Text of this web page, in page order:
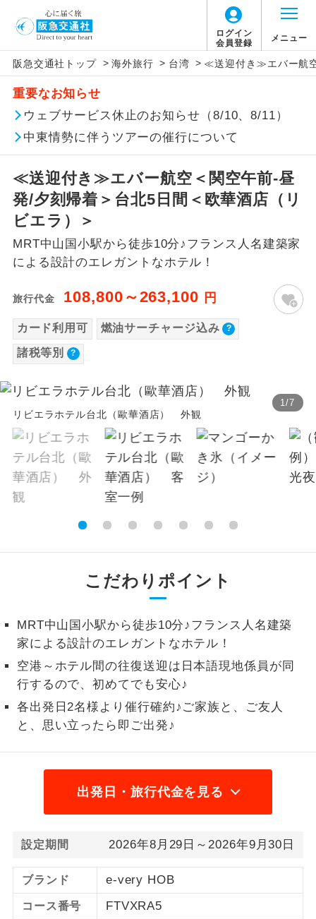
ログイン
会員登録
メニュー
阪急交通社トップ > 海外旅行 > 台湾 > ≪送迎付き≫エバー航
重要なお知らせ
ウェブサービス休止のお知らせ（8/10、8/11）
中東情勢に伴うツアーの催行について
≪送迎付き≫エバー航空＜関空午前-昼
発/夕刻帰着＞台北5日間＜欧華酒店（リ
ビエラ）＞
MRT中山国小駅から徒歩10分♪フランス人名建築家
による設計のエレガントなホテル！
旅行代金 108,800～263,100 円
カード利用可 燃油サーチャージ込み
諸税等別
1/7
リビエラホテル台北（歐華酒店） 外観
こだわりポイント
MRT中山国小駅から徒歩10分♪フランス人名建築
家による設計のエレガントなホテル！
空港～ホテル間の往復送迎は日本語現地係員が同
行するので、初めてでも安心♪
各出発日2名様より催行確約♪ご家族と、ご友人
と、思い立ったら即ご出発♪
出発日・旅行代金を見る
設定期間 2026年8月29日～2026年9月30日
ブランド e-very HOB
コース番号 FTVXRA5
燃油サーチャージは旅行代金に含まれていま
す。
なお、今後燃油サーチャージの増減または廃
止された場合でも旅行代金に変更はございま
せん。
旅行代金に、以下の料金は含まれておりませ
ん。別途お支払が必要となります。
【日本国内空港施設使用料】
関西国際空港
大人（12歳以上）3,310円、子供（2歳以上12
歳未満）1,660円
【旅客保安サービス料】
関西国際空港
歳未満）320円
【海外空港諸税等】
旅行代金に各国空港の旅客サービス施設使用
支払いが必要となります。
2026/8/8〜2026/8/10 大人（12歳以上）
2,530円、子供（2歳以上12歳未満）2,530円
2026/8/11〜2026/9/15 大人（12歳以上）
2,530円、子供（2歳以上12歳未満）2,530円
2026/9/16〜 大人（12歳以上）3,800円、子
※上記以外の出発日につきましては料金確定
後にご案内いたします。
※手配の都合により変更になる場合がありま
【その他諸税追加】
航空保険特別料金
2026/8/8〜2026/8/10 大人（12歳以上）800
円、子供（2歳以上12歳未満）800円、幼児
800円2026/8/11〜2026/9/15 大人（12歳以
上）800円、子供（2歳以上12歳未満）800円
2026/9/16〜 大人（12歳以上）800円、子供
（2歳以上12歳未満）800円予約・発券システ
2026/8/11〜2026/9/15 大人（12歳以上）
5,340円、子供（2歳以上12歳未満）5,340円
2026/9/16〜 大人（12歳以上）5,340円、子
供（2歳以上12歳未満）5,340円国際観光旅客
このツアーは以下の出発地から追加代金でご参
加いただけます。
※リクエスト受付の場合、ご手配の可否は後日回答さ
せていただきます。
追加代金にて各地発着ありとは
当ツアーは日程表に記載の出発空港だけで
なく、各地より下記追加代金にて飛行機や
鉄道などを利用しご参加いただけます。
ご同行者様が異なる発着地をご希望の場合
は、当社予約センターまで連絡ください。
アイコン 説明
添乗員同行
往路出発空港（駅）から復路到着空港
（駅）まで同行します。
現地到着後、現地係員が同行しお世話い
たします。
バスガイド乗
務
バスガイドが乗務し、車内での観光案内
新コース
世界遺産
ユネスコに登録されている文化遺産や自
然遺産を訪ねるコースです。
温泉 温泉地にも宿泊するコースです。
す。
大浴場 ご宿泊ホテルに大浴場が付いています。
全食事付き
全てのお食事が付いていますので、お食
事の心配はいりません。（機内食を除
く）
お部屋食
だけます。
をじっくり聞くことができます。
す。
2名様催行
す。
おひとり様参
加限定
おひとり様限定でご参加いただけるコー
スです。
1名様1室同代
1名様1室利用でも追加料金がかからない
コースです。
ご夫婦限定でご参加いただけるコースで
す。
女性限定
女性限定でご参加いただけるコースで
年齢制限あり
ご参加にあたり年齢に制限があるコース
です。